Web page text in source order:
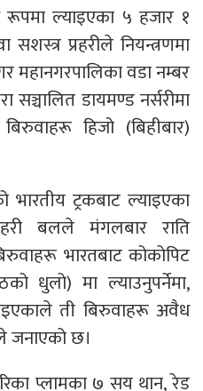
ल्याइएका ५ हजार १
प्रहरीले नियन्त्रणमा
महानगरपालिका वडा नम्बर
सञ्चालित डायमण्ड नर्सरीमा
हिजो (बिहीबार)
ट्रकबाट ल्याइएका
बलले मंगलबार राति
भारतबाट कोकोपिट
धुलो) मा ल्याउनुपर्नेमा,
ती बिरुवाहरू अवैध
जनाएको छ।
प्लामका ७ सय थान, रेड